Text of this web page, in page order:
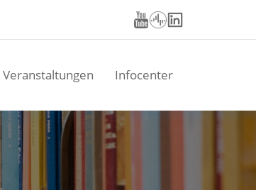
Veranstaltungen Infocenter